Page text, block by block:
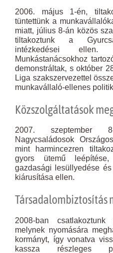
2006. május 1-én,
tüntettünk a
miatt, július 8-án közös
tiltakoztunk a
intézkedései
Munkástanácsokhoz
demonstráltak, s október
Liga szakszervezettel
munkavállaló-ellenes
Közszolgáltatások
2007. szeptember
Nagycsaládosok
mint harmincezren
gyors ütemű
gazdasági lesüllyedése
kiárusítása ellen.
Társadalombiztosítás
2008-ban csatlakoztunk
melynek nyomására
kormányt, így vonatva
kassza részleges